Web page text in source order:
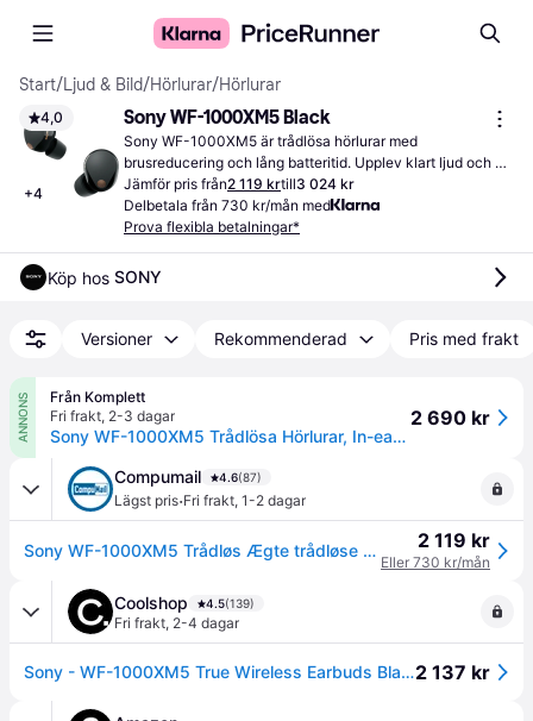
Start/Ljud & Bild/Hörlurar/Hörlurar
4,0
+4
Sony WF-1000XM5 Black
Sony WF-1000XM5 är trådlösa hörlurar med
brusreducering och lång batteritid. Upplev klart ljud och
bekväm passform för en bättre lyssningsupplevelse.
Jämför pris från2 119 krtill3 024 kr
Delbetala från 730 kr/mån med
Prova flexibla betalningar*
Köp hos SONY
Versioner Rekommenderad Pris med frakt
ANNONS
Från Komplett
Fri frakt, 2-3 dagar
Sony WF-1000XM5 Trådlösa Hörlurar, In-ear (svart)
2 690 kr
Compumail 4.6(87)
Lägst pris·Fri frakt, 1-2 dagar
Sony WF-1000XM5 Trådløs Ægte trådløse øretelefoner Sort --> I lager, forväntat leveransdatum hos dig 09-08-2026 2 119 kr
Eller 730 kr/mån
Coolshop 4.5(139)
Fri frakt, 2-4 dagar
Sony - WF-1000XM5 True Wireless Earbuds Black2 137 kr